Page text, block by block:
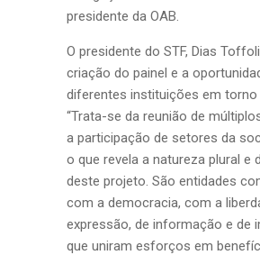
presidente da OAB.
O presidente do STF, Dias
criação do painel e a
diferentes instituições em torno
“Trata-se da reunião de
a participação de setores da
o que revela a natureza plural e
deste projeto. São entidades
com a democracia, com a
expressão, de informação e de
que uniram esforços em